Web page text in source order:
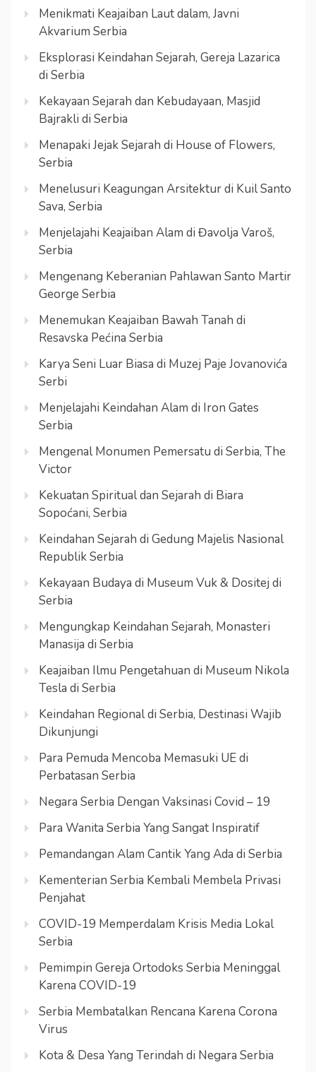
Menikmati Keajaiban Laut dalam, Javni
Akvarium Serbia
Eksplorasi Keindahan Sejarah, Gereja Lazarica
di Serbia
Kekayaan Sejarah dan Kebudayaan, Masjid
Bajrakli di Serbia
Menapaki Jejak Sejarah di House of Flowers,
Serbia
Menelusuri Keagungan Arsitektur di Kuil Santo
Sava, Serbia
Menjelajahi Keajaiban Alam di Đavolja Varoš,
Serbia
Mengenang Keberanian Pahlawan Santo Martir
George Serbia
Menemukan Keajaiban Bawah Tanah di
Resavska Pećina Serbia
Karya Seni Luar Biasa di Muzej Paje Jovanovića
Serbi
Menjelajahi Keindahan Alam di Iron Gates
Serbia
Mengenal Monumen Pemersatu di Serbia, The
Victor
Kekuatan Spiritual dan Sejarah di Biara
Sopoćani, Serbia
Keindahan Sejarah di Gedung Majelis Nasional
Republik Serbia
Kekayaan Budaya di Museum Vuk & Dositej di
Serbia
Mengungkap Keindahan Sejarah, Monasteri
Manasija di Serbia
Keajaiban Ilmu Pengetahuan di Museum Nikola
Tesla di Serbia
Keindahan Regional di Serbia, Destinasi Wajib
Dikunjungi
Para Pemuda Mencoba Memasuki UE di
Perbatasan Serbia
Negara Serbia Dengan Vaksinasi Covid – 19
Para Wanita Serbia Yang Sangat Inspiratif
Pemandangan Alam Cantik Yang Ada di Serbia
Kementerian Serbia Kembali Membela Privasi
Penjahat
COVID-19 Memperdalam Krisis Media Lokal
Serbia
Pemimpin Gereja Ortodoks Serbia Meninggal
Karena COVID-19
Serbia Membatalkan Rencana Karena Corona
Virus
Kota & Desa Yang Terindah di Negara Serbia